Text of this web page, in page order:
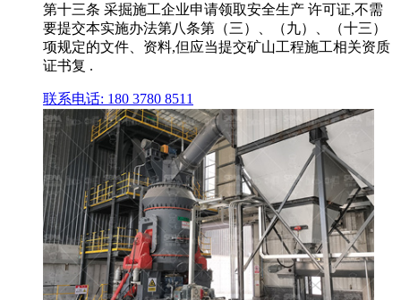
第十三条 采掘施工企业申请领取安全生产 许可证,不需
要提交本实施办法第八条第（三）、（九）、（十三）
项规定的文件、资料,但应当提交矿山工程施工相关资质
证书复 .
联系电话: 180 3780 8511